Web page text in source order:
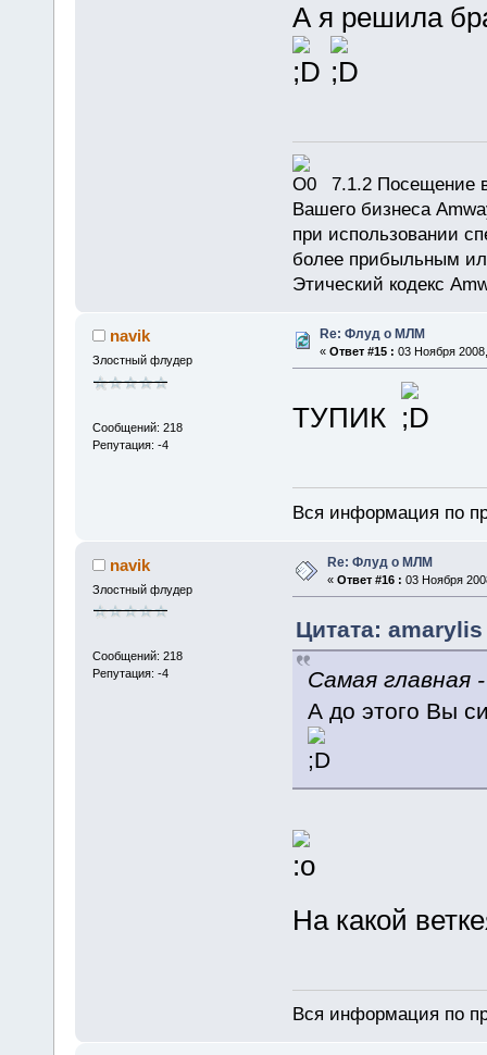
А я решила
7.1.2 Посещение
Вашего бизнеса
при использовании
более прибыльным
Этический кодекс
navik
Злостный флудер
Сообщений: 218
Репутация: -4
Re: Флуд о МЛМ
« Ответ #15 : 03 Ноября
ТУПИК
Вся информация по
navik
Злостный флудер
Сообщений: 218
Репутация: -4
Re: Флуд о МЛМ
« Ответ #16 : 03 Ноября
Цитата:
Самая главная
А до этого Вы
На какой
Вся информация по